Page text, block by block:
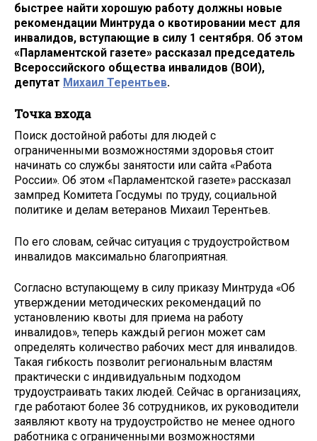
быстрее найти хорошую работу должны новые
рекомендации Минтруда о квотировании мест для
инвалидов, вступающие в силу 1 сентября. Об этом
«Парламентской газете» рассказал председатель
Всероссийского общества инвалидов (ВОИ),
депутат Михаил Терентьев.
Точка входа
Поиск достойной работы для людей с
ограниченными возможностями здоровья стоит
начинать со службы занятости или сайта «Работа
России». Об этом «Парламентской газете» рассказал
зампред Комитета Госдумы по труду, социальной
политике и делам ветеранов Михаил Терентьев.
По его словам, сейчас ситуация с трудоустройством
инвалидов максимально благоприятная.
Согласно вступающему в силу приказу Минтруда «Об
утверждении методических рекомендаций по
установлению квоты для приема на работу
инвалидов», теперь каждый регион может сам
определять количество рабочих мест для инвалидов.
Такая гибкость позволит региональным властям
практически с индивидуальным подходом
трудоустраивать таких людей. Сейчас в организациях,
где работают более 36 сотрудников, их руководители
заявляют квоту на трудоустройство не менее одного
работника с ограниченными возможностями